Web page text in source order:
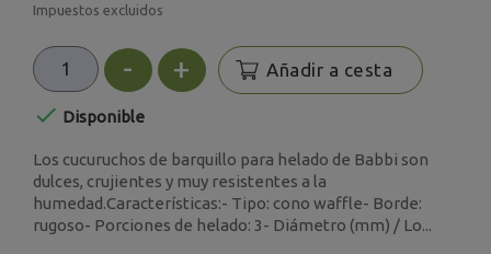
Impuestos excluidos
- + Añadir a cesta
 Disponible
Los cucuruchos de barquillo para helado de Babbi son
dulces, crujientes y muy resistentes a la
humedad.Características:- Tipo: cono waffle- Borde:
rugoso- Porciones de helado: 3- Diámetro (mm) / Lo...